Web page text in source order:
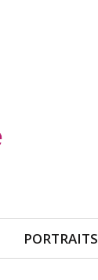
PORTRAITS